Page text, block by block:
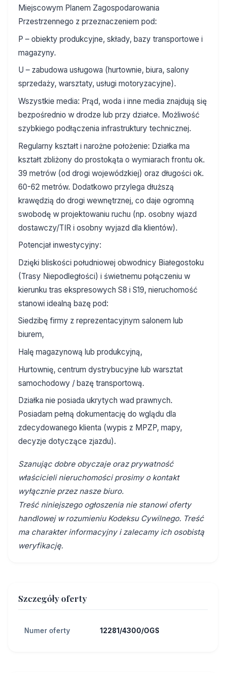
Miejscowym Planem Zagospodarowania
Przestrzennego z przeznaczeniem pod:
P – obiekty produkcyjne, składy, bazy transportowe i
magazyny.
U – zabudowa usługowa (hurtownie, biura, salony
sprzedaży, warsztaty, usługi motoryzacyjne).
Wszystkie media: Prąd, woda i inne media znajdują się
bezpośrednio w drodze lub przy działce. Możliwość
szybkiego podłączenia infrastruktury technicznej.
Regularny kształt i narożne położenie: Działka ma
kształt zbliżony do prostokąta o wymiarach frontu ok.
39 metrów (od drogi wojewódzkiej) oraz długości ok.
60-62 metrów. Dodatkowo przylega dłuższą
krawędzią do drogi wewnętrznej, co daje ogromną
swobodę w projektowaniu ruchu (np. osobny wjazd
dostawczy/TIR i osobny wyjazd dla klientów).
Potencjał inwestycyjny:
Dzięki bliskości południowej obwodnicy Białegostoku
(Trasy Niepodległości) i świetnemu połączeniu w
kierunku tras ekspresowych S8 i S19, nieruchomość
stanowi idealną bazę pod:
Siedzibę firmy z reprezentacyjnym salonem lub
biurem,
Halę magazynową lub produkcyjną,
Hurtownię, centrum dystrybucyjne lub warsztat
samochodowy / bazę transportową.
Działka nie posiada ukrytych wad prawnych.
Posiadam pełną dokumentację do wglądu dla
zdecydowanego klienta (wypis z MPZP, mapy,
decyzje dotyczące zjazdu).
Szanując dobre obyczaje oraz prywatność
właścicieli nieruchomości prosimy o kontakt
wyłącznie przez nasze biuro.
Treść niniejszego ogłoszenia nie stanowi oferty
handlowej w rozumieniu Kodeksu Cywilnego. Treść
ma charakter informacyjny i zalecamy ich osobistą
weryfikację.
Szczegóły oferty
Numer oferty 12281/4300/OGS